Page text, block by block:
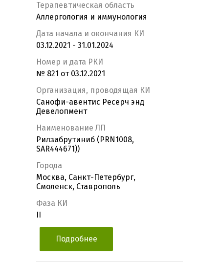
Терапевтическая область
Аллергология и иммунология
Дата начала и окончания КИ
03.12.2021 - 31.01.2024
Номер и дата РКИ
№ 821 от 03.12.2021
Организация, проводящая КИ
Санофи-авентис Ресерч энд
Девелопмент
Наименование ЛП
Рилзабрутиниб (PRN1008,
SAR444671))
Города
Москва, Санкт-Петербург,
Смоленск, Ставрополь
Фаза КИ
Подробнее